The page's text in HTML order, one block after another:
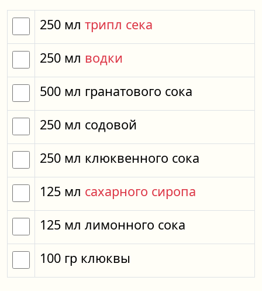
250 мл трипл сека
250 мл водки
500 мл гранатового сока
250 мл содовой
250 мл клюквенного сока
125 мл сахарного сиропа
125 мл лимонного сока
100 гр клюквы